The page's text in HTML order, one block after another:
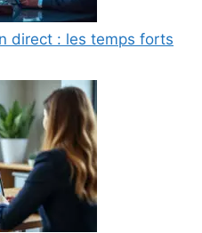
direct : les temps forts